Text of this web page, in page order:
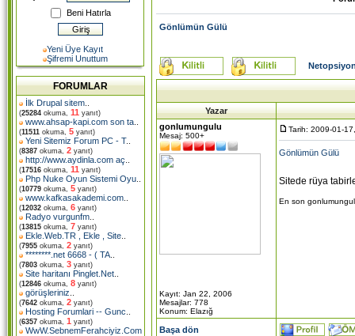
Beni Hatırla
Yeni Üye Kayıt
Şifremi Unuttum
FORUMLAR
İlk Drupal sitem
(25284 okuma, 11 yanıt)
www.ahsap-kapi.com son ta
(11511 okuma, 5 yanıt)
Yeni Sitemiz Forum PC - T..
(8387 okuma, 2 yanıt)
http://www.aydinla.com aç
(17516 okuma, 11 yanıt)
Php Nuke Oyun Sistemi Oyu
(10779 okuma, 5 yanıt)
www.kafkasakademi.com
(12032 okuma, 6 yanıt)
Radyo vurgunfm
(13815 okuma, 7 yanıt)
Ekle.Web.TR , Ekle , Site
(7955 okuma, 2 yanıt)
********.net 6668 - ( TA
(7803 okuma, 3 yanıt)
Site haritanı Pinglet.Net
(12846 okuma, 8 yanıt)
görüşleriniz
(7642 okuma, 2 yanıt)
Hosting Forumlari -- Gunc
(6357 okuma, 1 yanıt)
WwW.SebnemFerahciyiz.Com
Gönlümün Gülü
Yazar
gonlumungulu
Mesaj: 500+
Kayıt: Jan 22, 2006
Mesajlar: 778
Konum: Elazığ
Tarih: 2009-01-
Gönlümün Gülü
Sitede rüya
En son
Başa dön